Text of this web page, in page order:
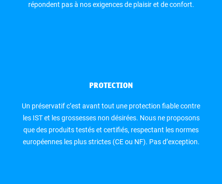
répondent pas à nos exigences de plaisir et de confort.
PROTECTION
Un préservatif c’est avant tout une protection fiable contre
les IST et les grossesses non désirées. Nous ne proposons
que des produits testés et certifiés, respectant les normes
européennes les plus strictes (CE ou NF). Pas d’exception.